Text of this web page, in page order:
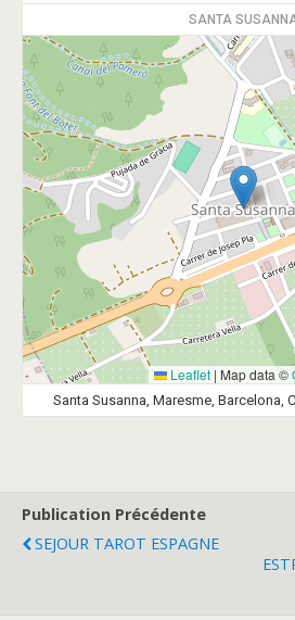
SANTA
Leaflet | Map data ©
Santa Susanna, Maresme, Barcelona,
Publication Précédente
SEJOUR TAROT ESPAGNE